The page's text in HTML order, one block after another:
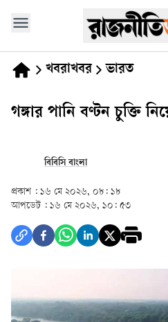
খবরাখবর ভারত
গঙ্গার পানি বণ্টন চুক্তি
বিবিসি বাংলা
প্রকাশ : ১৬ মে ২০২৬, ০৮: ১৮
আপডেট : ১৬ মে ২০২৬, ১০: ৫৩